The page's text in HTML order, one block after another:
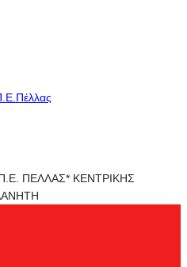
ΠΕΛΛΑΣ* ΚΕΝΤΡΙΚΗΣ